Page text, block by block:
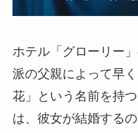
ホテル「グローリー
派の父親によって早
花」という名前を持
は、彼女が結婚する